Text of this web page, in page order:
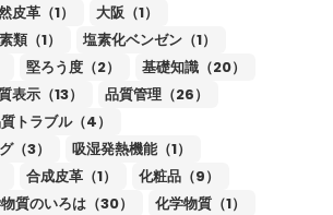
皮革（1）
大阪（1）
類（1）
塩素化ベンゼン（1）
堅ろう度（2）
基礎知識（20）
表示（13）
品質管理（26）
トラブル（4）
（3）
吸湿発熱機能（1）
合成皮革（1）
化粧品（9）
質のいろは（30）
化学物質（1）